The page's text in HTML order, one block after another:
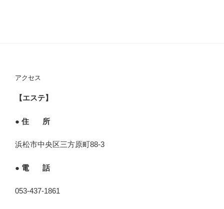
アクセス
【エステ】
● 住 所
浜松市中央区三方原町88-3
● 電 話
053-437-1861